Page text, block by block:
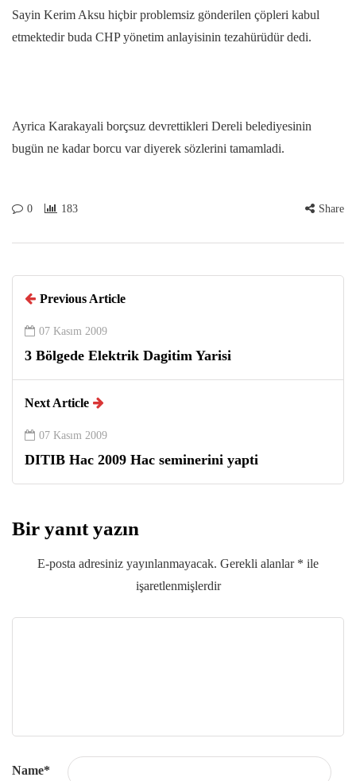
Sayin Kerim Aksu hiçbir problemsiz gönderilen çöpleri kabul
etmektedir buda CHP yönetim anlayisinin tezahürüdür dedi.
Ayrica Karakayali borçsuz devrettikleri Dereli belediyesinin
bugün ne kadar borcu var diyerek sözlerini tamamladi.
0 183 Share
Previous Article
07 Kasım 2009
3 Bölgede Elektrik Dagitim Yarisi
Next Article
07 Kasım 2009
DITIB Hac 2009 Hac seminerini yapti
Bir yanıt yazın
E-posta adresiniz yayınlanmayacak. Gerekli alanlar * ile
işaretlenmişlerdir
Name*